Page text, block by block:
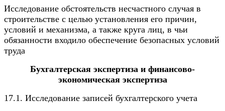
Исследование обстоятельств несчастного случая в
строительстве с целью установления его причин,
условий и механизма, а также круга лиц, в чьи
обязанности входило обеспечение безопасных условий
труда
Бухгалтерская экспертиза и финансово-
экономическая экспертиза
17.1. Исследование записей бухгалтерского учета